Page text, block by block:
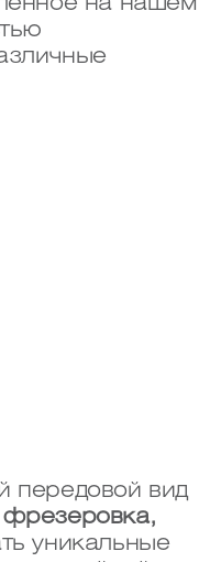
на нашем
передовой вид
фрезеровка,
уникальные